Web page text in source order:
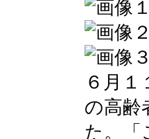
６月
の高齢
た。「